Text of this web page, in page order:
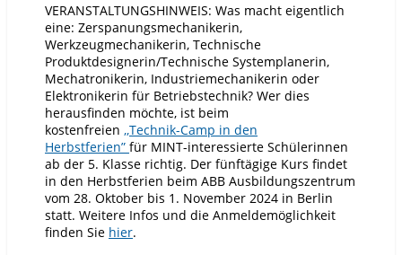
VERANSTALTUNGSHINWEIS: Was macht eigentlich
eine: Zerspanungsmechanikerin,
Werkzeugmechanikerin, Technische
Produktdesignerin/Technische Systemplanerin,
Mechatronikerin, Industriemechanikerin oder
Elektronikerin für Betriebstechnik? Wer dies
herausfinden möchte, ist beim
kostenfreien ,,Technik-Camp in den
Herbstferien” für MINT-interessierte Schülerinnen
ab der 5. Klasse richtig. Der fünftägige Kurs findet
in den Herbstferien beim ABB Ausbildungszentrum
vom 28. Oktober bis 1. November 2024 in Berlin
statt. Weitere Infos und die Anmeldemöglichkeit
finden Sie hier.